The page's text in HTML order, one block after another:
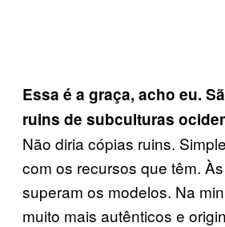
Essa é a graça, acho eu.
ruins de subculturas
Não diria cópias ruins.
com os recursos que têm.
superam os modelos. Na
muito mais autênticos e